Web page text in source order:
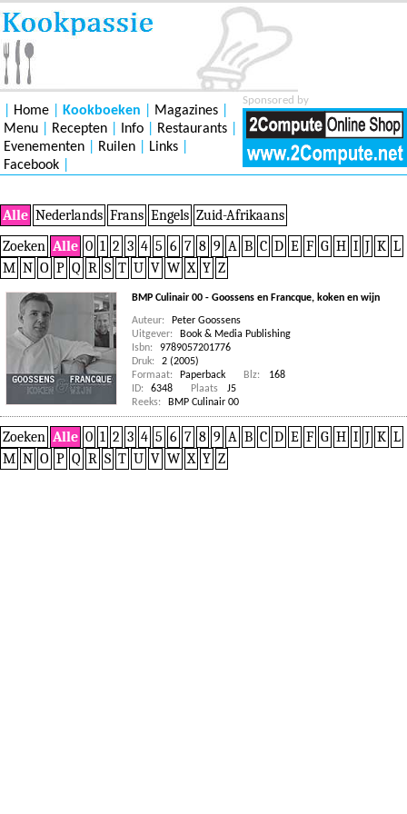
Sponsored by
Home Kookboeken Magazines
Menu
Recepten Info Restaurants
Evenementen
Ruilen Links
Facebook
Alle Nederlands Frans Engels Zuid-Afrikaans
Zoeken Alle 0 1 2 3 4 5 6 7 8 9 A B C D E F G H I J K L
M N O P Q R S T U V W X Y Z
BMP Culinair 00 - Goossens en Francque, koken en wijn
Auteur:
Peter Goossens
Uitgever:
Book & Media Publishing
Isbn:
9789057201776
Druk:
2 (2005)
Formaat:
Paperback Blz:
168
ID:
6348 Plaats
J5
Reeks:
BMP Culinair 00
Zoeken Alle 0 1 2 3 4 5 6 7 8 9 A B C D E F G H I J K L
M N O P Q R S T U V W X Y Z